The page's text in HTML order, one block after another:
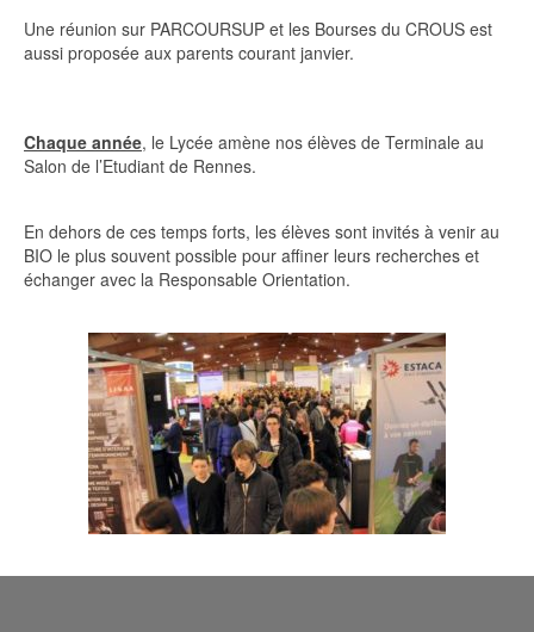
Une réunion sur PARCOURSUP et les Bourses du CROUS est
aussi proposée aux parents courant janvier.
Chaque année, le Lycée amène nos élèves de Terminale au
Salon de l’Etudiant de Rennes.
En dehors de ces temps forts, les élèves sont invités à venir au
BIO le plus souvent possible pour affiner leurs recherches et
échanger avec la Responsable Orientation.